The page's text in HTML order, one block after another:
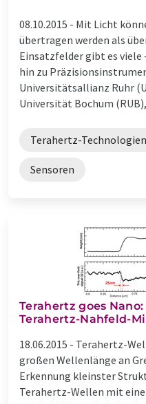
08.10.2015 - Mit Licht
übertragen werden als
Einsatzfelder gibt es
hin zu
Universitätsallianz Ruhr
Universität Bochum (RUB),
Terahertz-Technologien
Sensoren
Terahertz goes
Terahertz-Nahfeld-
18.06.2015 - Terahertz-
großen Wellenlänge an
Erkennung kleinster
Terahertz-Wellen mit